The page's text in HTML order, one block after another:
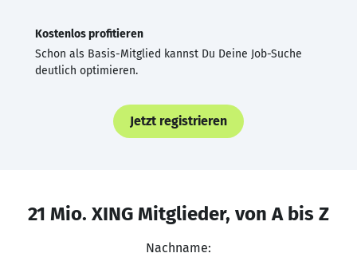
Kostenlos profitieren
Schon als Basis-Mitglied kannst Du Deine Job-Suche
deutlich optimieren.
Jetzt registrieren
21 Mio. XING Mitglieder, von A bis Z
Nachname: